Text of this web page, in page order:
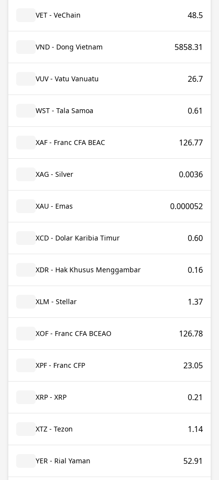
VET - VeChain 48.5
VND - Dong Vietnam 5858.31
VUV - Vatu Vanuatu 26.7
WST - Tala Samoa 0.61
XAF - Franc CFA BEAC 126.77
XAG - Silver 0.0036
XAU - Emas 0.000052
XCD - Dolar Karibia Timur 0.60
XDR - Hak Khusus Menggambar 0.16
XLM - Stellar 1.37
XOF - Franc CFA BCEAO 126.78
XPF - Franc CFP 23.05
XRP - XRP 0.21
XTZ - Tezon 1.14
YER - Rial Yaman 52.91